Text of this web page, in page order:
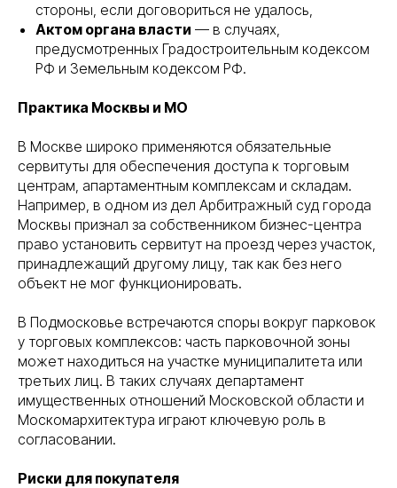
стороны, если договориться не удалось,
Актом органа власти — в случаях,
предусмотренных Градостроительным кодексом
РФ и Земельным кодексом РФ.
Практика Москвы и МО
В Москве широко применяются обязательные
сервитуты для обеспечения доступа к торговым
центрам, апартаментным комплексам и складам.
Например, в одном из дел Арбитражный суд города
Москвы признал за собственником бизнес-центра
право установить сервитут на проезд через участок,
принадлежащий другому лицу, так как без него
объект не мог функционировать.
В Подмосковье встречаются споры вокруг парковок
у торговых комплексов: часть парковочной зоны
может находиться на участке муниципалитета или
третьих лиц. В таких случаях департамент
имущественных отношений Московской области и
Москомархитектура играют ключевую роль в
согласовании.
Риски для покупателя